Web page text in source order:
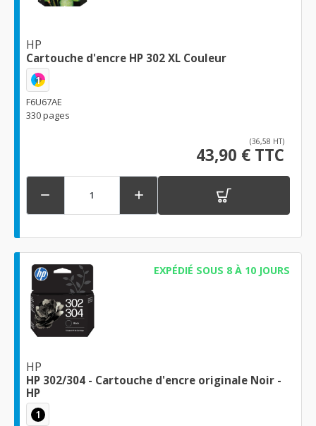
HP
Cartouche d'encre HP 302 XL Couleur
1
F6U67AE
330 pages
(36,58 HT)
43,90 € TTC
 
EXPÉDIÉ SOUS 8 À 10 JOURS
HP
HP 302/304 - Cartouche d'encre originale Noir -
HP
1